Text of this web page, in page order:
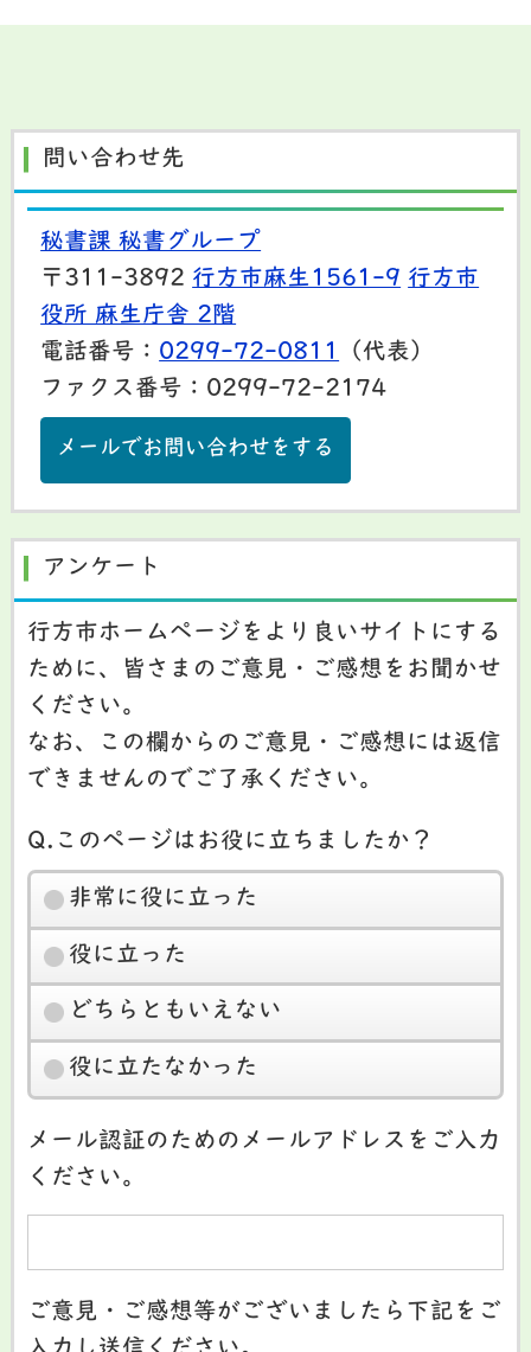
問い合わせ先
秘書課 秘書グループ
〒311-3892 行方市麻生1561-9 行方市
役所 麻生庁舎 2階
電話番号： 0299-72-0811
（代表）
ファクス番号：0299-72-2174
メールでお問い合わせをする
アンケート
行方市ホームページをより良いサイトにする
ために、皆さまのご意見・ご感想をお聞かせ
ください。
なお、この欄からのご意見・ご感想には返信
できませんのでご了承ください。
Q.このページはお役に立ちましたか？
非常に役に立った
役に立った
どちらともいえない
役に立たなかった
メール認証のためのメールアドレスをご入力
ください。
ご意見・ご感想等がございましたら下記をご